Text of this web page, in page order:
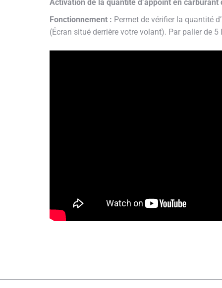
Activation de la quantité d’appoint en
Fonctionnement : Permet de vérifier la quantité
(Écran situé derrière votre volant). Par palier de 5